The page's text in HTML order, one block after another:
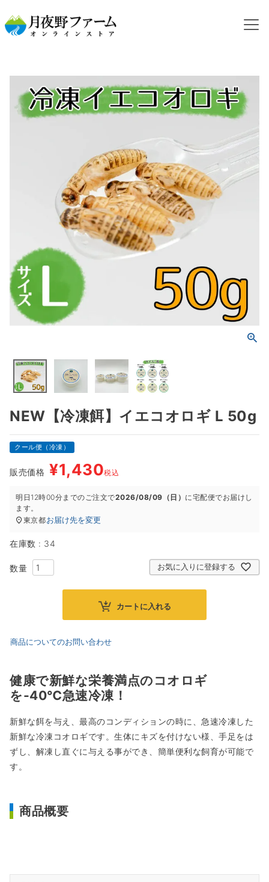
NEW【冷凍餌】イエコオロギ L 50g
NEW【冷凍餌】イエコオロギ L 50g
クール便（冷凍）
販売価格 ¥1,430税込
明日 12時00分までのご注文で2026/08/09（日） に宅配便でお届けし
ます。
東京都お届け先を変更
在庫数 34
お気に入りに登録する
カートに入れる
商品についてのお問い合わせ
健康で新鮮な栄養満点のコオロギ
を-40℃急速冷凍！
新鮮な餌を与え、最高のコンディションの時に、急速冷凍した
新鮮な冷凍コオロギです。生体にキズを付けない様、手足をは
ずし、解凍し直ぐに与える事ができ、簡単便利な飼育が可能で
す。
商品概要